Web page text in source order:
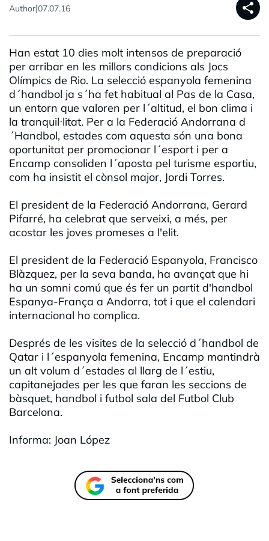
Author|07.07.16 share
Han estat 10 dies molt intensos de preparació
per arribar en les millors condicions als Jocs
Olímpics de Rio. La selecció espanyola femenina
d´handbol ja s´ha fet habitual al Pas de la Casa,
un entorn que valoren per l´altitud, el bon clima i
la tranquil·litat. Per a la Federació Andorrana d
´Handbol, estades com aquesta són una bona
oportunitat per promocionar l´esport i per a
Encamp consoliden l´aposta pel turisme esportiu,
com ha insistit el cònsol major, Jordi Torres.
El president de la Federació Andorrana, Gerard
Pifarré, ha celebrat que serveixi, a més, per
acostar les joves promeses a l'elit.
El president de la Federació Espanyola, Francisco
Blàzquez, per la seva banda, ha avançat que hi
ha un somni comú que és fer un partit d'handbol
Espanya-França a Andorra, tot i que el calendari
internacional ho complica.
Després de les visites de la selecció d´handbol de
Qatar i l´espanyola femenina, Encamp mantindrà
un alt volum d´estades al llarg de l´estiu,
capitanejades per les que faran les seccions de
bàsquet, handbol i futbol sala del Futbol Club
Barcelona.
Informa: Joan López